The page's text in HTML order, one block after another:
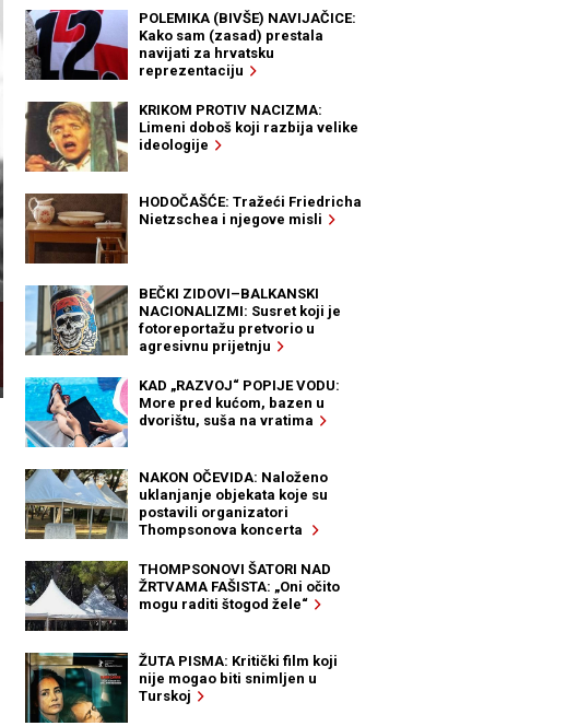
POLEMIKA (BIVŠE) NAVIJAČICE:
Kako sam (zasad) prestala
navijati za hrvatsku
reprezentaciju
KRIKOM PROTIV NACIZMA:
Limeni doboš koji razbija velike
ideologije
HODOČAŠĆE: Tražeći Friedricha
Nietzschea i njegove misli
BEČKI ZIDOVI–BALKANSKI
NACIONALIZMI: Susret koji je
fotoreportažu pretvorio u
agresivnu prijetnju
KAD „RAZVOJ“ POPIJE VODU:
More pred kućom, bazen u
dvorištu, suša na vratima
NAKON OČEVIDA: Naloženo
uklanjanje objekata koje su
postavili organizatori
Thompsonova koncerta
THOMPSONOVI ŠATORI NAD
ŽRTVAMA FAŠISTA: „Oni očito
mogu raditi štogod žele“
ŽUTA PISMA: Kritički film koji
nije mogao biti snimljen u
Turskoj